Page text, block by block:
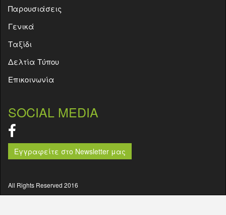
Παρουσιάσεις
Γενικά
Ταξίδι
Δελτία Τύπου
Επικοινωνία
SOCIAL MEDIA
Εγγραφείτε στο Newsletter μας
All Rights Reserved 2016